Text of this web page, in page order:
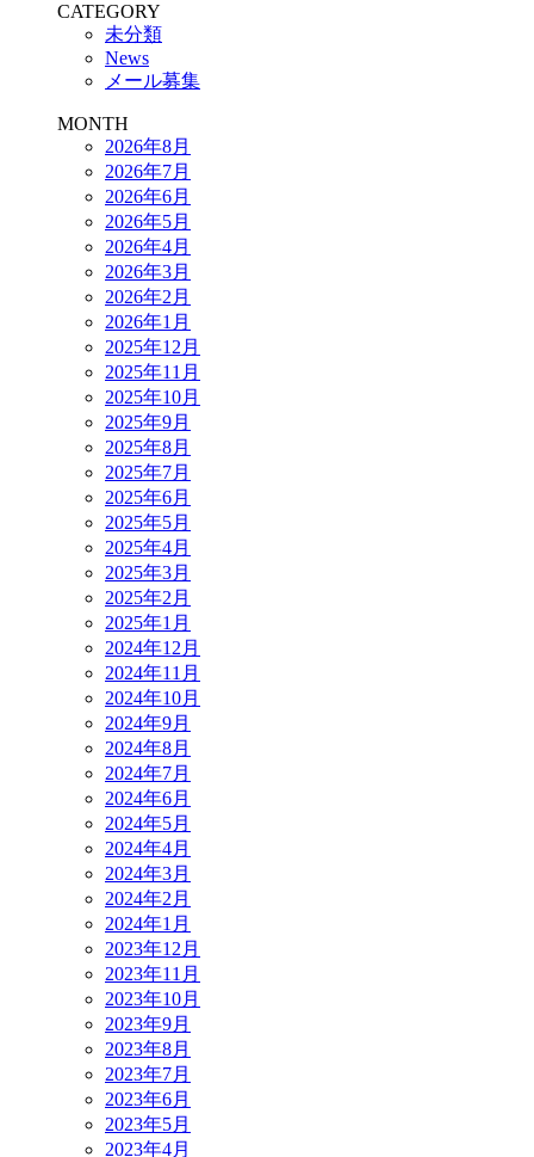
CATEGORY
未分類
News
メール募集
MONTH
2026年8月
2026年7月
2026年6月
2026年5月
2026年4月
2026年3月
2026年2月
2026年1月
2025年12月
2025年11月
2025年10月
2025年9月
2025年8月
2025年7月
2025年6月
2025年5月
2025年4月
2025年3月
2025年2月
2025年1月
2024年12月
2024年11月
2024年10月
2024年9月
2024年8月
2024年7月
2024年6月
2024年5月
2024年4月
2024年3月
2024年2月
2024年1月
2023年12月
2023年11月
2023年10月
2023年9月
2023年8月
2023年7月
2023年6月
2023年5月
2023年4月